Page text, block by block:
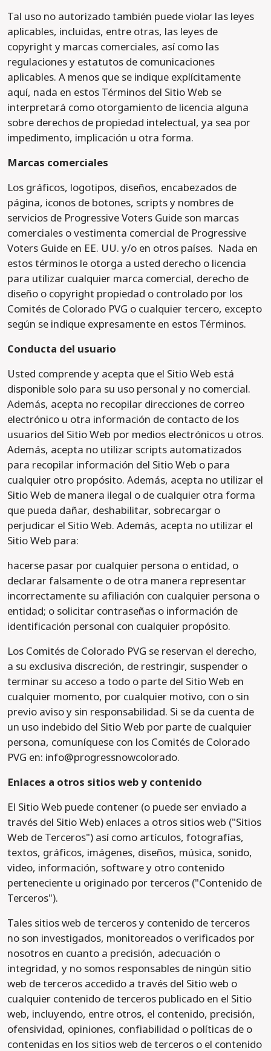
Tal uso no autorizado también puede violar las leyes
aplicables, incluidas, entre otras, las leyes de
copyright y marcas comerciales, así como las
regulaciones y estatutos de comunicaciones
aplicables. A menos que se indique explícitamente
aquí, nada en estos Términos del Sitio Web se
interpretará como otorgamiento de licencia alguna
sobre derechos de propiedad intelectual, ya sea por
impedimento, implicación u otra forma.
Marcas comerciales
Los gráficos, logotipos, diseños, encabezados de
página, iconos de botones, scripts y nombres de
servicios de Progressive Voters Guide son marcas
comerciales o vestimenta comercial de Progressive
Voters Guide en EE. UU. y/o en otros países. Nada en
estos términos le otorga a usted derecho o licencia
para utilizar cualquier marca comercial, derecho de
diseño o copyright propiedad o controlado por los
Comités de Colorado PVG o cualquier tercero, excepto
según se indique expresamente en estos Términos.
Conducta del usuario
Usted comprende y acepta que el Sitio Web está
disponible solo para su uso personal y no comercial.
Además, acepta no recopilar direcciones de correo
electrónico u otra información de contacto de los
usuarios del Sitio Web por medios electrónicos u otros.
Además, acepta no utilizar scripts automatizados
para recopilar información del Sitio Web o para
cualquier otro propósito. Además, acepta no utilizar el
Sitio Web de manera ilegal o de cualquier otra forma
que pueda dañar, deshabilitar, sobrecargar o
perjudicar el Sitio Web. Además, acepta no utilizar el
Sitio Web para:
hacerse pasar por cualquier persona o entidad, o
declarar falsamente o de otra manera representar
incorrectamente su afiliación con cualquier persona o
entidad; o solicitar contraseñas o información de
identificación personal con cualquier propósito.
Los Comités de Colorado PVG se reservan el derecho,
a su exclusiva discreción, de restringir, suspender o
terminar su acceso a todo o parte del Sitio Web en
cualquier momento, por cualquier motivo, con o sin
previo aviso y sin responsabilidad. Si se da cuenta de
un uso indebido del Sitio Web por parte de cualquier
persona, comuníquese con los Comités de Colorado
PVG en: info@progressnowcolorado.
Enlaces a otros sitios web y contenido
El Sitio Web puede contener (o puede ser enviado a
través del Sitio Web) enlaces a otros sitios web ("Sitios
Web de Terceros") así como artículos, fotografías,
textos, gráficos, imágenes, diseños, música, sonido,
video, información, software y otro contenido
perteneciente u originado por terceros ("Contenido de
Terceros").
Tales sitios web de terceros y contenido de terceros
no son investigados, monitoreados o verificados por
nosotros en cuanto a precisión, adecuación o
integridad, y no somos responsables de ningún sitio
web de terceros accedido a través del Sitio web o
cualquier contenido de terceros publicado en el Sitio
web, incluyendo, entre otros, el contenido, precisión,
ofensividad, opiniones, confiabilidad o políticas de o
contenidas en los sitios web de terceros o el contenido